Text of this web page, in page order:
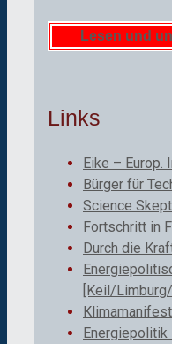
Lesen und
Links
Eike – Europ.
Bürger für
Science
Fortschritt in
Durch die
[Keil/
Energiepolitik